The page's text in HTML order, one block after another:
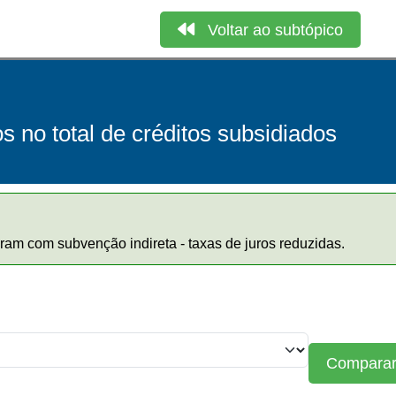
Voltar ao subtópico
no total de créditos subsidiados
com subvenção indireta - taxas de juros reduzidas.
Comparar